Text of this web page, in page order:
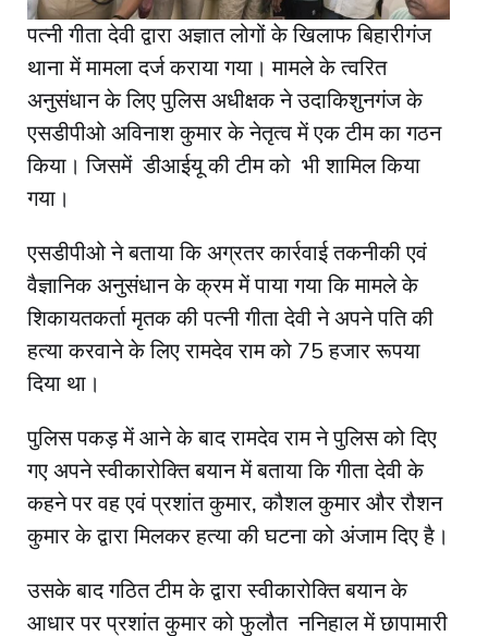
पत्नी गीता देवी द्वारा अज्ञात लोगों के खिलाफ बिहारीगंज
थाना में मामला दर्ज कराया गया। मामले के त्वरित
अनुसंधान के लिए पुलिस अधीक्षक ने उदाकिशुनगंज के
एसडीपीओ अविनाश कुमार के नेतृत्व में एक टीम का गठन
किया। जिसमें डीआईयू की टीम को भी शामिल किया
गया।
एसडीपीओ ने बताया कि अग्रतर कार्रवाई तकनीकी एवं
वैज्ञानिक अनुसंधान के क्रम में पाया गया कि मामले के
शिकायतकर्ता मृतक की पत्नी गीता देवी ने अपने पति की
हत्या करवाने के लिए रामदेव राम को 75 हजार रूपया
दिया था।
पुलिस पकड़ में आने के बाद रामदेव राम ने पुलिस को दिए
गए अपने स्वीकारोक्ति बयान में बताया कि गीता देवी के
कहने पर वह एवं प्रशांत कुमार, कौशल कुमार और रौशन
कुमार के द्वारा मिलकर हत्या की घटना को अंजाम दिए है।
उसके बाद गठित टीम के द्वारा स्वीकारोक्ति बयान के
आधार पर प्रशांत कुमार को फुलौत ननिहाल में छापामारी